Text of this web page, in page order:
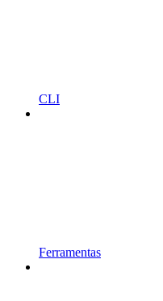
CLI
Ferramentas